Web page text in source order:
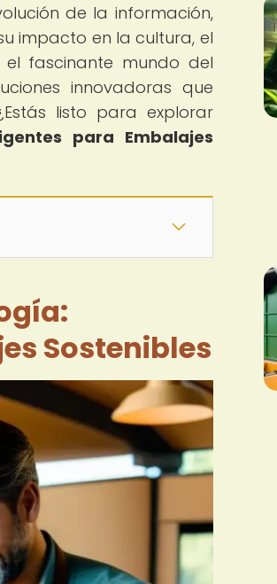
de la información,
impacto en la cultura, el
fascinante mundo del
innovadoras que
listo para explorar
para Embalajes
Sostenibles